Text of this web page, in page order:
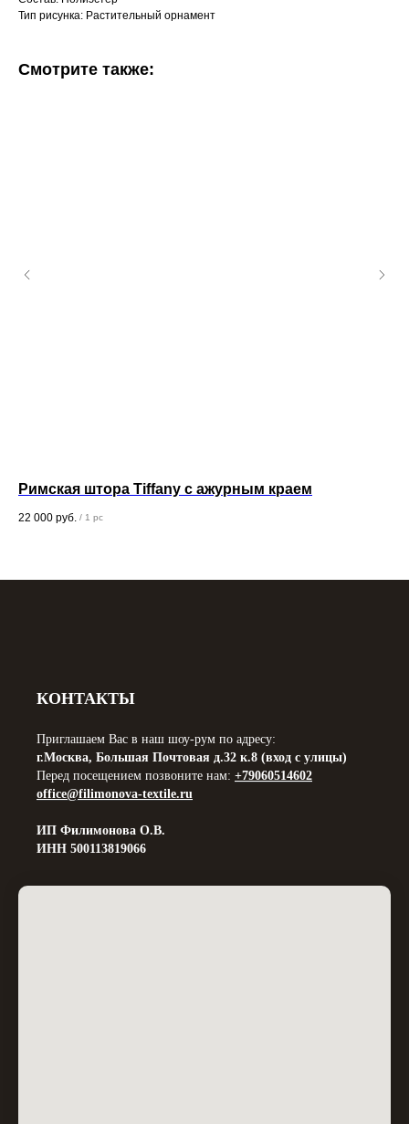
Тип рисунка: Растительный орнамент
Смотрите также:
Римская штора Tiffany с ажурным краем
22 000 руб. / 1 pc
КОНТАКТЫ
Приглашаем Вас в наш шоу-рум по адресу:
г.Москва, Большая Почтовая д.32 к.8 (вход с улицы)
Перед посещением позвоните нам: +79060514602
office@filimonova-textile.ru
ИП Филимонова О.В.
ИНН 500113819066